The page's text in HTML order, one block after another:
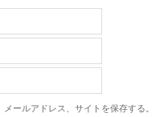
ールアドレス、サイトを保存する。